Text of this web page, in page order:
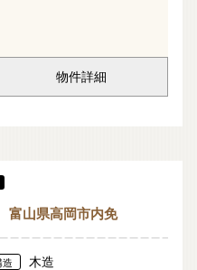
物件詳細
山県高岡市内免
造 木造